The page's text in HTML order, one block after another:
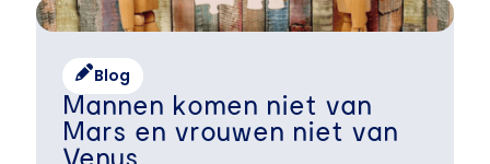
Blog
Mannen komen niet van
Mars en vrouwen niet van